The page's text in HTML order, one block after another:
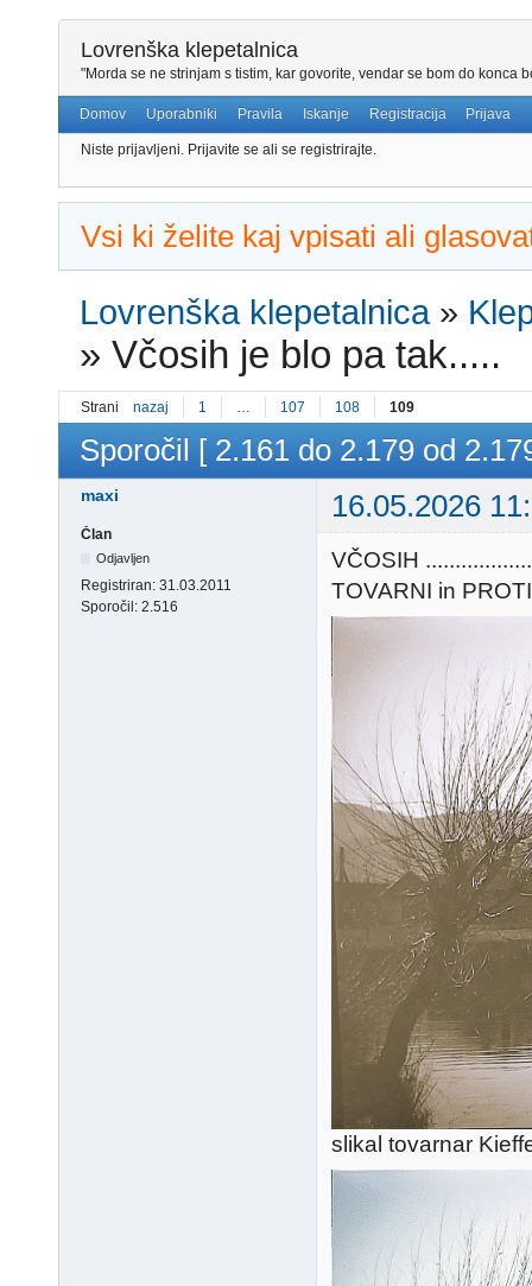
Lovrenška klepetalnica
"Morda se ne strinjam s tistim, kar govorite, vendar se bom do konca
Domov Uporabniki Pravila Iskanje Registracija Prijava
Niste prijavljeni. Prijavite se ali se registrirajte.
Vsi ki želite kaj vpisati ali
Lovrenška klepetalnica »
»Včosih je blo pa tak.....
Strani nazaj 1 … 107 108 109
Sporočil [ 2.161 do 2.179 od
maxi 16.05.2026
Član
Odjavljen
Registriran: 31.03.2011
Sporočil: 2.516
VČOSIH
TOVARNI in
slikal tovarnar